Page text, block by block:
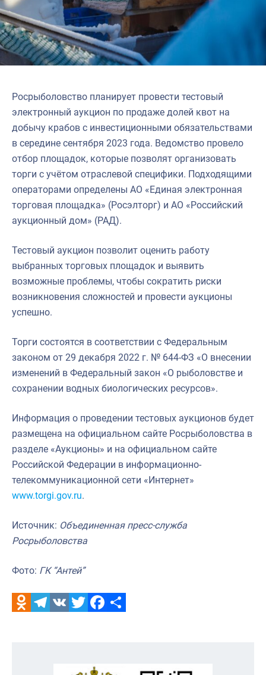
Росрыболовство планирует провести тестовый
электронный аукцион по продаже долей квот на
добычу крабов с инвестиционными обязательствами
в середине сентября 2023 года. Ведомство провело
отбор площадок, которые позволят организовать
торги с учётом отраслевой специфики. Подходящими
операторами определены АО «Единая электронная
торговая площадка» (Росэлторг) и АО «Российский
аукционный дом» (РАД).
Тестовый аукцион позволит оценить работу
выбранных торговых площадок и выявить
возможные проблемы, чтобы сократить риски
возникновения сложностей и провести аукционы
успешно.
Торги состоятся в соответствии с Федеральным
законом от 29 декабря 2022 г. № 644-ФЗ «О внесении
изменений в Федеральный закон «О рыболовстве и
сохранении водных биологических ресурсов».
Информация о проведении тестовых аукционов будет
размещена на официальном сайте Росрыболовства в
разделе «Аукционы» и на официальном сайте
Российской Федерации в информационно-
телекоммуникационной сети «Интернет»
www.torgi.gov.ru.
Источник: Объединенная пресс-служба
Росрыболовства
Фото: ГК “Антей”